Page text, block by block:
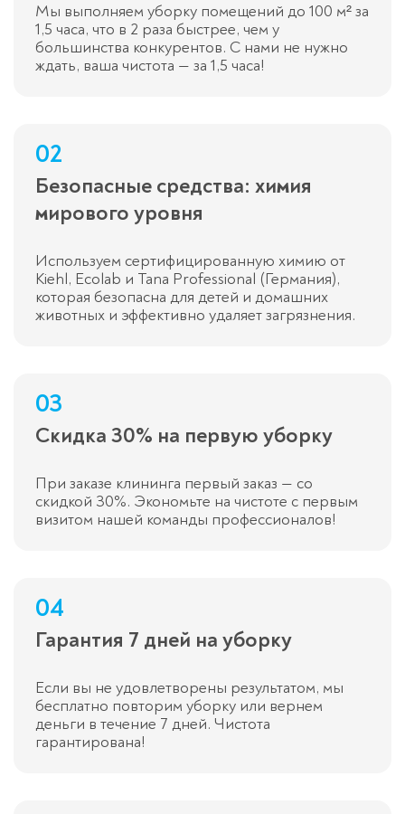
Мы выполняем уборку помещений до 100 м² за
1,5 часа, что в 2 раза быстрее, чем у
большинства конкурентов. С нами не нужно
ждать, ваша чистота — за 1,5 часа!
02
Безопасные средства: химия
мирового уровня
Используем сертифицированную химию от
Kiehl, Ecolab и Tana Professional (Германия),
которая безопасна для детей и домашних
животных и эффективно удаляет загрязнения.
03
Скидка 30% на первую уборку
При заказе клининга первый заказ — со
скидкой 30%. Экономьте на чистоте с первым
визитом нашей команды профессионалов!
04
Гарантия 7 дней на уборку
Если вы не удовлетворены результатом, мы
бесплатно повторим уборку или вернем
деньги в течение 7 дней. Чистота
гарантирована!